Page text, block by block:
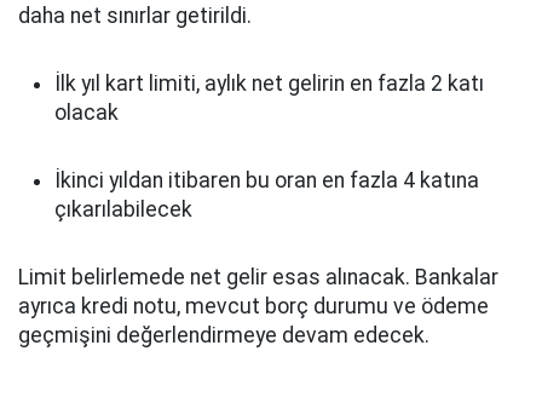
daha net sınırlar getirildi.
İlk yıl kart limiti, aylık net gelirin en fazla 2 katı
olacak
İkinci yıldan itibaren bu oran en fazla 4 katına
çıkarılabilecek
Limit belirlemede net gelir esas alınacak. Bankalar
ayrıca kredi notu, mevcut borç durumu ve ödeme
geçmişini değerlendirmeye devam edecek.